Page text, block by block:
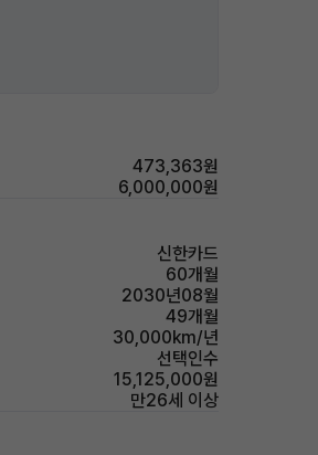
473,363원
6,000,000원
신한카드
60개월
2030년08월
49개월
30,000km/년
선택인수
15,125,000원
만26세 이상